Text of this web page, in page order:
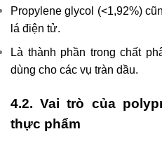
Propylene glycol (<1,92%)
lá điện tử.
Là thành phần trong chất
dùng cho các vụ tràn dầu.
4.2. Vai trò của
thực phẩm